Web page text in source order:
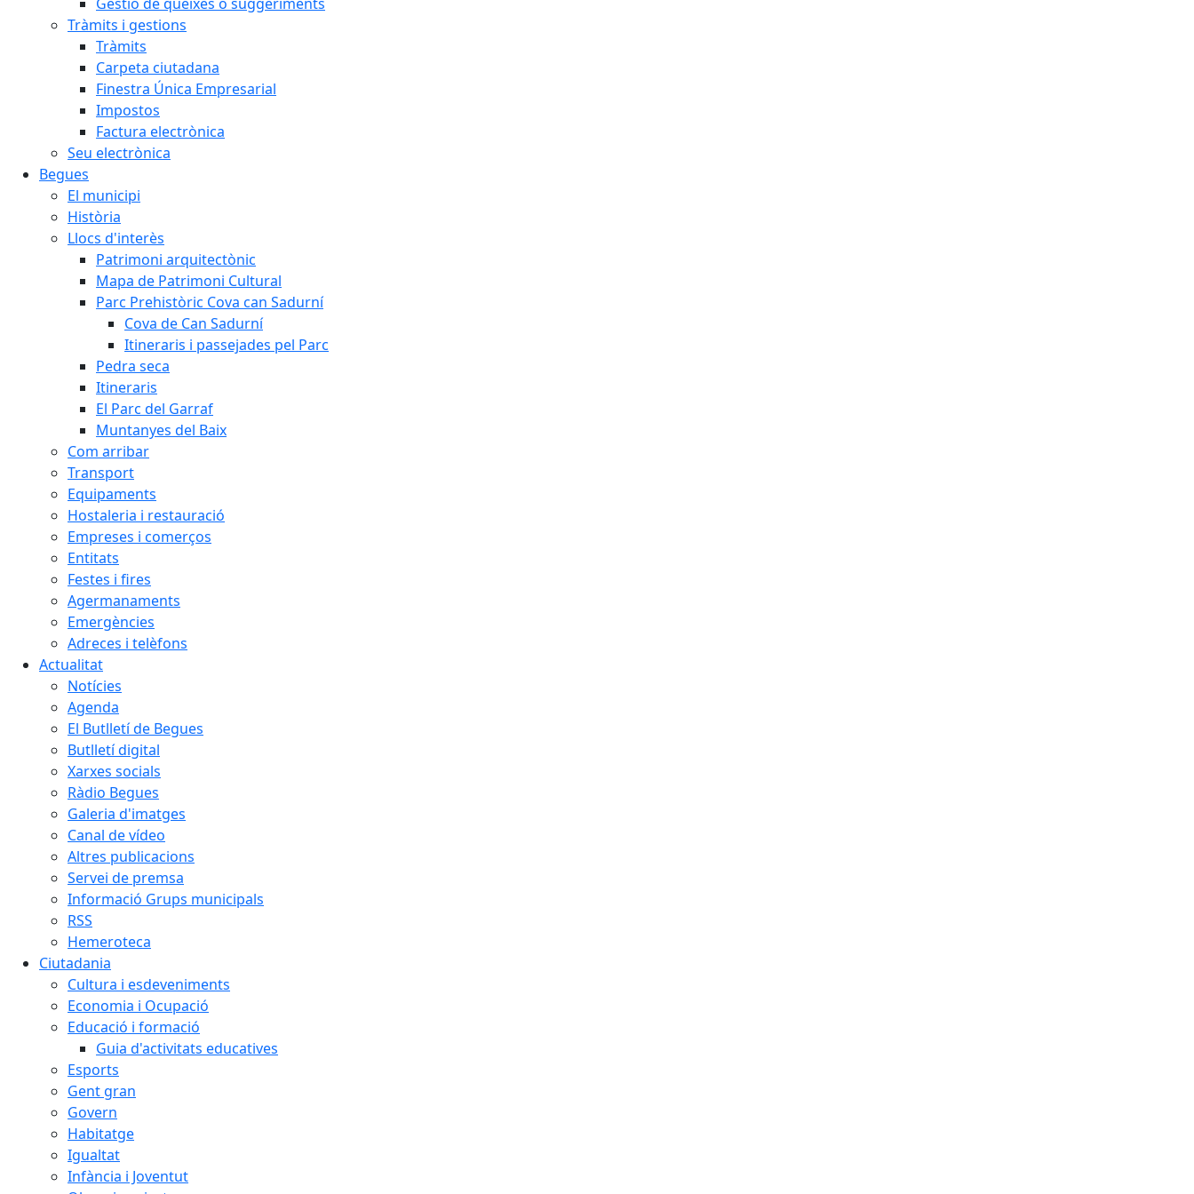
Tràmits i gestions
Tràmits
Carpeta ciutadana
Finestra Única Empresarial
Impostos
Factura electrònica
Seu electrònica
Begues
El municipi
Història
Llocs d'interès
Patrimoni arquitectònic
Mapa de Patrimoni Cultural
Parc Prehistòric Cova can Sadurní
Cova de Can Sadurní
Itineraris i passejades pel Parc
Pedra seca
Itineraris
El Parc del Garraf
Muntanyes del Baix
Com arribar
Transport
Equipaments
Hostaleria i restauració
Empreses i comerços
Entitats
Festes i fires
Agermanaments
Emergències
Adreces i telèfons
Actualitat
Notícies
Agenda
El Butlletí de Begues
Butlletí digital
Xarxes socials
Ràdio Begues
Galeria d'imatges
Canal de vídeo
Altres publicacions
Servei de premsa
Informació Grups municipals
RSS
Hemeroteca
Ciutadania
Cultura i esdeveniments
Economia i Ocupació
Educació i formació
Guia d'activitats educatives
Esports
Gent gran
Govern
Habitatge
Igualtat
Infància i Joventut